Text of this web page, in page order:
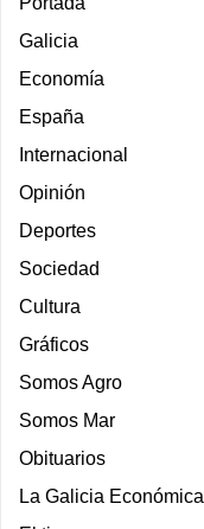
Galicia
Economía
España
Internacional
Opinión
Deportes
Sociedad
Cultura
Gráficos
Somos Agro
Somos Mar
Obituarios
La Galicia Económica